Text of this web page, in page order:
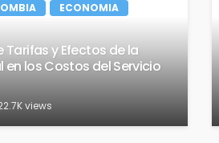
ECONOMIA
y Efectos de la
en los Costos del Servicio
views